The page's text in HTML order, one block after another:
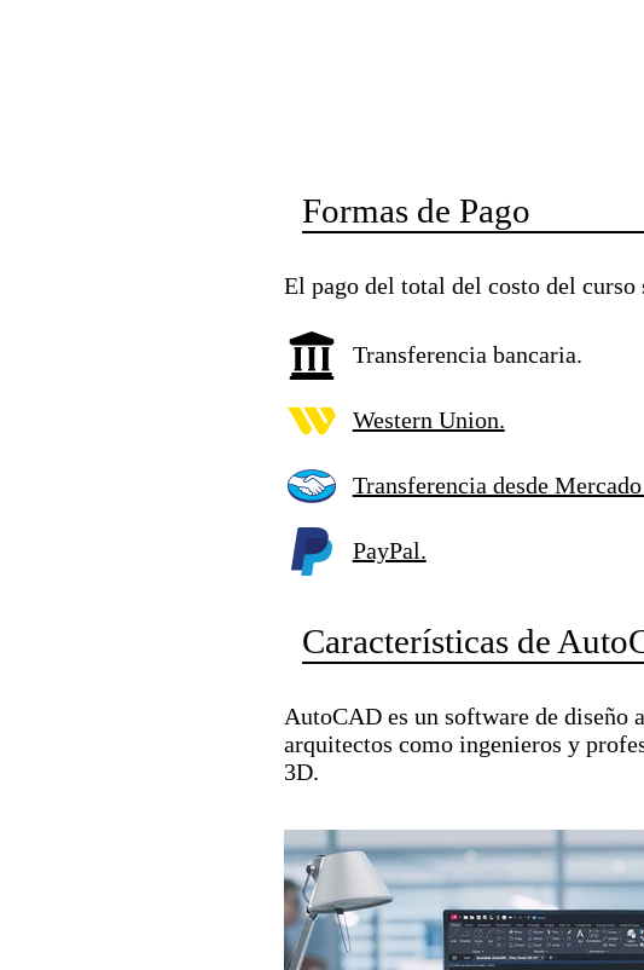
Formas de Pago
El pago del total del costo del curso
Transferencia bancaria.
Western Union.
Transferencia desde
PayPal.
Características de
AutoCAD es un software de diseño
arquitectos como ingenieros y
3D.